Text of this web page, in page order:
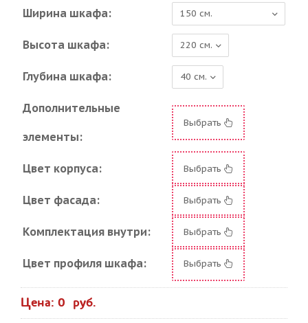
Ширина шкафа:
Высота шкафа:
Глубина шкафа:
Дополнительные
элементы:
Выбрать
Цвет корпуса: Выбрать
Цвет фасада: Выбрать
Комплектация внутри: Выбрать
Цвет профиля шкафа: Выбрать
Цена: 0 руб.